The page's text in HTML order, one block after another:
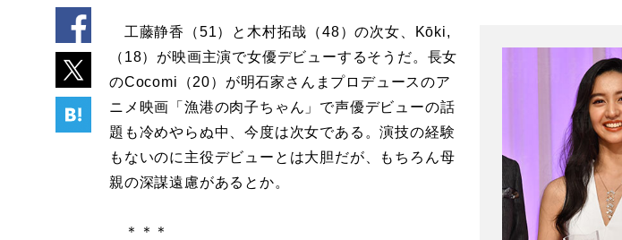
工藤静香（51）と木村拓哉（48）の次女、Kōki,
（18）が映画主演で女優デビューするそうだ。長女
のCocomi（20）が明石家さんまプロデュースのア
ニメ映画「漁港の肉子ちゃん」で声優デビューの話
題も冷めやらぬ中、今度は次女である。演技の経験
もないのに主役デビューとは大胆だが、もちろん母
親の深謀遠慮があるとか。
＊＊＊